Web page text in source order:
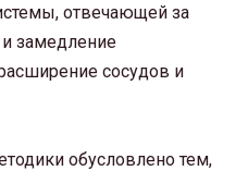
отвечающей за
замедление
сосудов и
обусловлено тем,